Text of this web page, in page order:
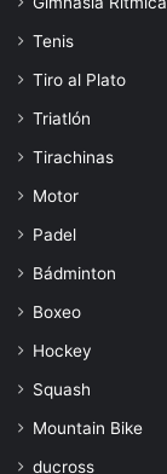
Tenis
Tiro al Plato
Triatlón
Tirachinas
Motor
Padel
Bádminton
Boxeo
Hockey
Squash
Mountain Bike
ducross